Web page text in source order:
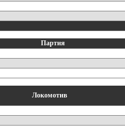
Партия
Локомотив